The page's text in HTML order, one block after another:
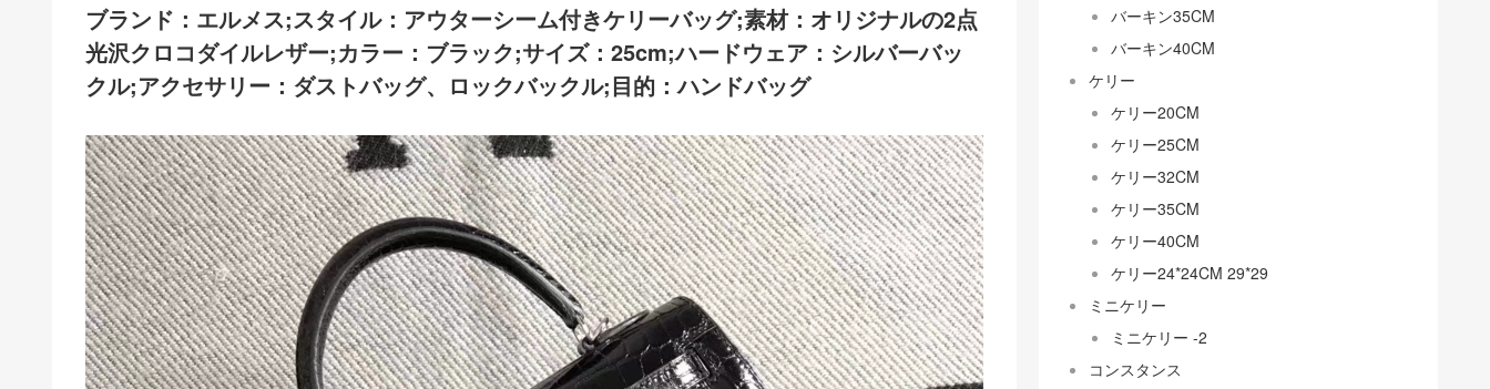
ブランド：エルメス;スタイル：アウターシーム付きケリーバッグ;素材：オリジナルの2点
光沢クロコダイルレザー;カラー：ブラック;サイズ：25cm;ハードウェア：シルバーバッ
クル;アクセサリー：ダストバッグ、ロックバックル;目的：ハンドバッグ
バーキン35CM
バーキン40CM
ケリー
ケリー20CM
ケリー25CM
ケリー32CM
ケリー35CM
ケリー40CM
ケリー24*24CM 29*29
ミニケリー
ミニケリー -2
コンスタンス